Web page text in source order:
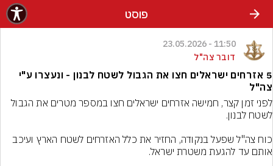
פוסט
11:50 - 23.05.2026
דובר צה"ל
5 אזרחים ישראלים חצו את הגבול לשטח לבנון - ונעצרו ע"י
צה"ל
לפני זמן קצר, חמישה אזרחים ישראלים חצו במספר מטרים את הגבול
כוח צה"ל שפעל בנקודה, החזיר את כלל האזרחים לשטח הארץ ועיכב